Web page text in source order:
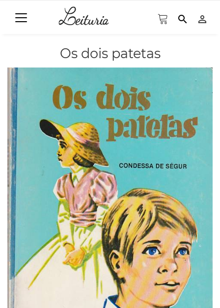
search person_outline
Os dois patetas